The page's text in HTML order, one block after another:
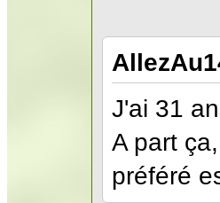
J'ai 31
A part
préféré